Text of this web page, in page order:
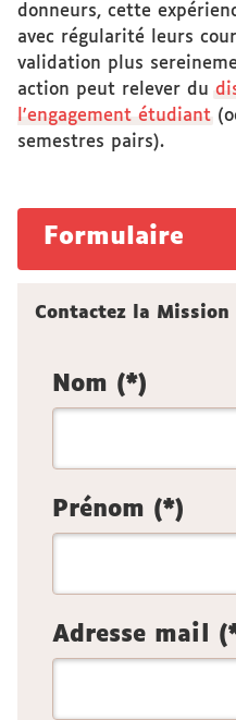
donneurs, cette
avec régularité leurs
validation plus
action peut relever du
l'engagement étudiant
semestres pairs).
Formulaire
Contactez la Mission
Nom (*)
Prénom (*)
Adresse mail